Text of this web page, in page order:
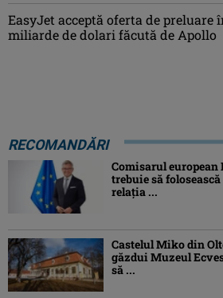
EasyJet acceptă oferta de preluare
miliarde de dolari făcută de Apollo
RECOMANDĂRI
Comisarul european
trebuie să
relația ...
Castelul Miko din
găzdui Muzeul
să ...